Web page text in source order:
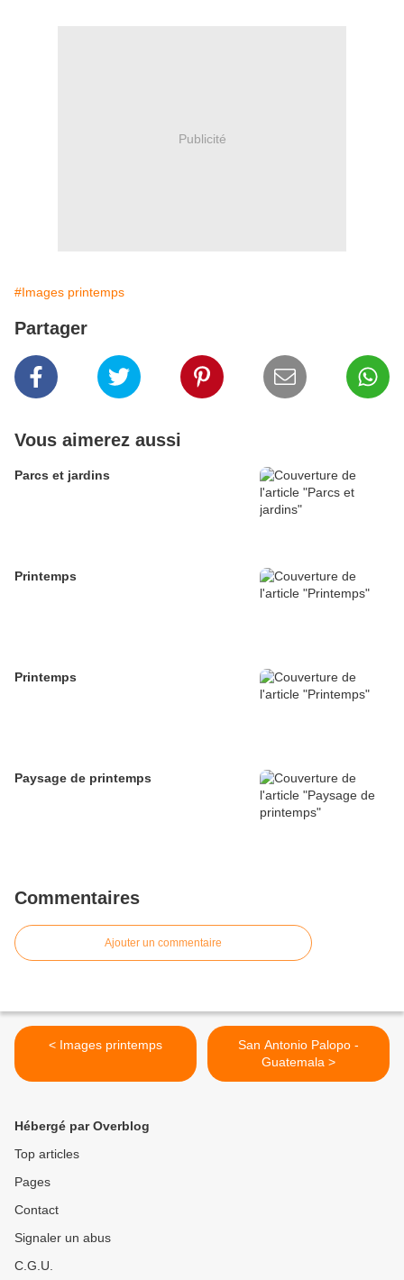
Publicité
#Images printemps
Partager
Vous aimerez aussi
Parcs et jardins
Printemps
Printemps
Paysage de printemps
Commentaires
Ajouter un commentaire
< Images printemps
San Antonio Palopo -
Guatemala >
Hébergé par Overblog
Top articles
Pages
Contact
Signaler un abus
C.G.U.